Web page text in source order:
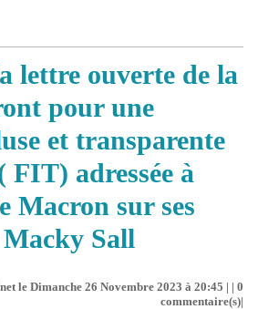
lettre ouverte de la
pour une
et transparente
FIT) adressée à
Macron sur ses
Sall
le Dimanche 26 Novembre 2023 à 20:45 | | 0
commentaire(s)|